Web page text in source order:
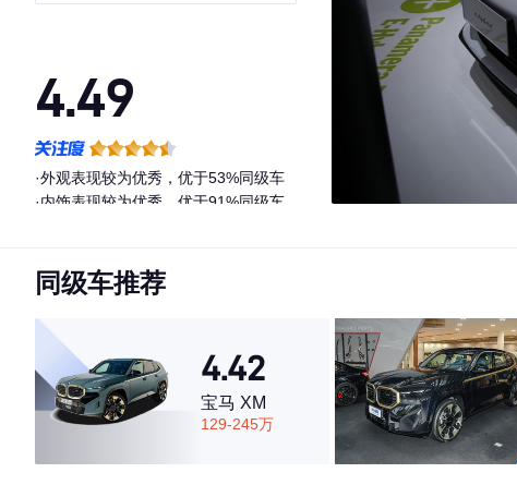
4.49
·外观表现较为优秀，优于53%同级车
·内饰表现较为优秀，优于91%同级车
同级车推荐
4.42
宝马 XM
129-245万